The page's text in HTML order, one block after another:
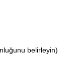
belirleyin)